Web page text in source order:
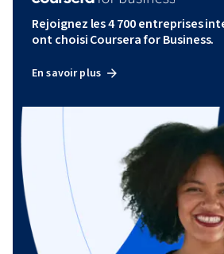
Rejoignez les 4 700 entreprises
ont choisi Coursera for Business.
En savoir plus